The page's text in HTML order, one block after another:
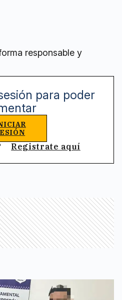
responsable y
para poder
Registrate aquí